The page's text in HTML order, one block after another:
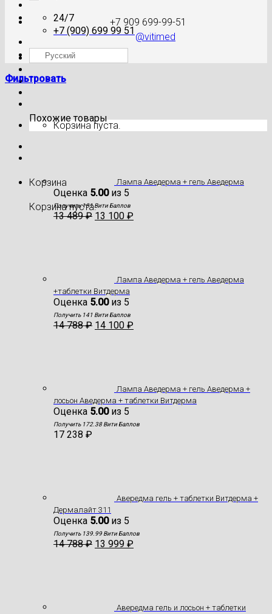
+7 909 699-99-51
@vitimed
Где моя посылка?
Корзина пуста.
Корзина
Корзина пуста.
24/7
+7 (909) 699 99 51
Русский
Фильтровать
Похожие товары
Лампа Аведерма + гель Аведерма
Оценка 5.00из 5
Получить 131 Вити Баллов
13 489₽ 13 100 ₽
Лампа Аведерма + гель Аведерма
+таблетки Витдерма
Оценка 5.00из 5
Получить 141 Вити Баллов
14 788₽ 14 100 ₽
Лампа Аведерма + гель Аведерма +
лосьон Аведерма + таблетки Витдерма
Оценка 5.00из 5
Получить 172.38 Вити Баллов
17 238 ₽
Авередма гель + таблетки Витдерма +
Дермалайт 311
Оценка 5.00из 5
Получить 139.99 Вити Баллов
14 788₽ 13 999 ₽
Авередма гель и лосьон + таблетки